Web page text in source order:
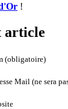
!
article
(obligatoire)
Mail (ne sera